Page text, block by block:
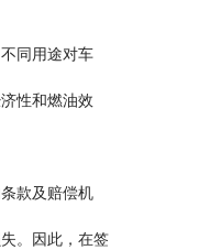
同用途对车
性和燃油效
款及赔偿机
。因此，在签